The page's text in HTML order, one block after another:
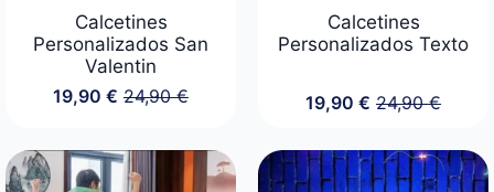
Calcetines
Personalizados San
Valentin
24,90€
El
original
era:
19,90€ El
actual
es:
Calcetines
Personalizados Texto
24,90€
El
original
era:
19,90€ El
actual
es: